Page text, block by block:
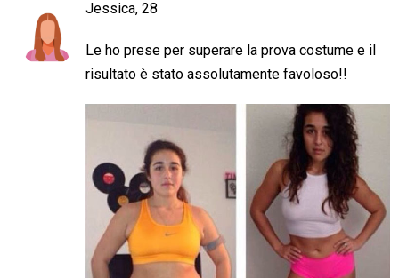
Jessica, 28
Le ho prese per superare la prova costume e il
risultato è stato assolutamente favoloso!!